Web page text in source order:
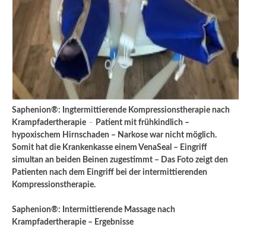
Saphenion®: Ingtermittierende Kompressionstherapie nach
Krampfadertherapie – Patient mit frühkindlich –
hypoxischem Hirnschaden – Narkose war nicht möglich.
Somit hat die Krankenkasse einem VenaSeal – Eingriff
simultan an beiden Beinen zugestimmt – Das Foto zeigt den
Patienten nach dem Eingriff bei der intermittierenden
Kompressionstherapie.
Saphenion®: Intermittierende Massage nach
Krampfadertherapie – Ergebnisse